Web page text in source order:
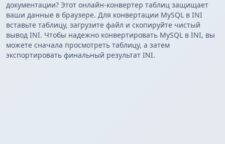
документации? Этот онлайн-конвертер таблиц защищает
ваши данные в браузере. Для конвертации MySQL в INI
вставьте таблицу, загрузите файл и скопируйте чистый
вывод INI. Чтобы надежно конвертировать MySQL в INI, вы
можете сначала просмотреть таблицу, а затем
экспортировать финальный результат INI.